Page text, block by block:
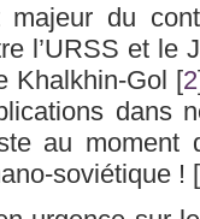
du
l’URSS et le
Khalkhin-Gol [2
dans
au
soviétique ! [